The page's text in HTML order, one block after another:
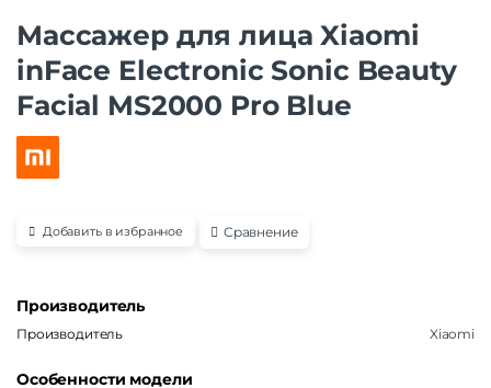
Массажер для лица Xiaomi
inFace Electronic Sonic Beauty
Facial MS2000 Pro Blue
Добавить в избранное Сравнение
Производитель
Производитель Xiaomi
Особенности модели